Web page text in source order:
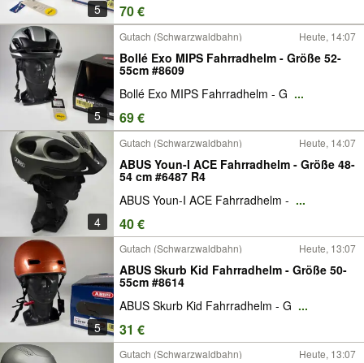
5 70 €
5
Gutach (Schwarzwaldbahn) Heute, 14:07
Bollé Exo MIPS Fahrradhelm - Größe 52-
55cm #8609
Bollé Exo MIPS Fahrradhelm - G ...
69 €
4
Gutach (Schwarzwaldbahn) Heute, 14:07
ABUS Youn-I ACE Fahrradhelm - Größe 48-
54 cm #6487 R4
ABUS Youn-I ACE Fahrradhelm - ...
40 €
5
Gutach (Schwarzwaldbahn) Heute, 13:07
ABUS Skurb Kid Fahrradhelm - Größe 50-
55cm #8614
ABUS Skurb Kid Fahrradhelm - G ...
31 €
Gutach (Schwarzwaldbahn) Heute, 13:07